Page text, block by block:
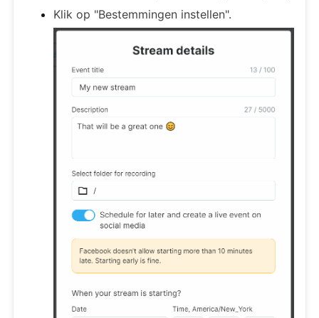
Klik op "Bestemmingen instellen".